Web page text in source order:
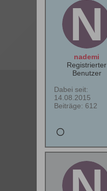
nademi
Registrierter
Benutzer
Dabei seit:
14.08.2015
Beiträge: 612